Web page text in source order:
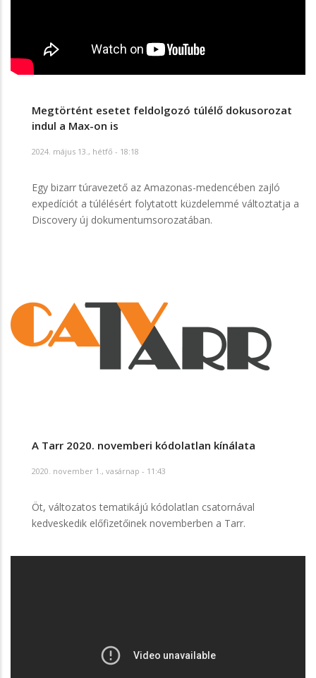
Megtörtént esetet feldolgozó túlélő dokusorozat
indul a Max-on is
2024. május 13., hétfő - 18:18
Egy bizarr túravezető az Amazonas-medencében zajló
expedíciót a túlélésért folytatott küzdelemmé változtatja a
Discovery új dokumentumsorozatában.
A Tarr 2020. novemberi kódolatlan kínálata
2020. november 1., vasárnap - 11:43
Öt, változatos tematikájú kódolatlan csatornával
kedveskedik előfizetőinek novemberben a Tarr.